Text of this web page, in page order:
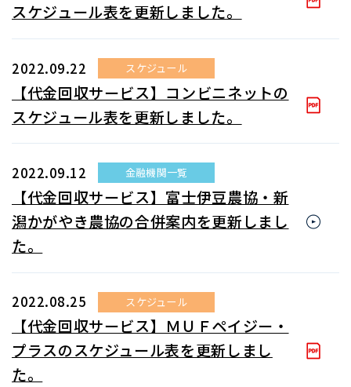
スケジュール表を更新しました。
2022.09.22 スケジュール
【代金回収サービス】コンビニネットの
スケジュール表を更新しました。
2022.09.12 金融機関一覧
【代金回収サービス】富士伊豆農協・新
潟かがやき農協の合併案内を更新しまし
た。
2022.08.25 スケジュール
【代金回収サービス】ＭＵＦペイジー・
プラスのスケジュール表を更新しまし
た。